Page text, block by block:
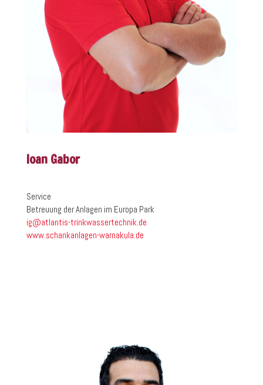
Ioan Gabor
Service
Betreuung der Anlagen im Europa Park
ig@atlantis-trinkwassertechnik.de
www.schankanlagen-warnakula.de